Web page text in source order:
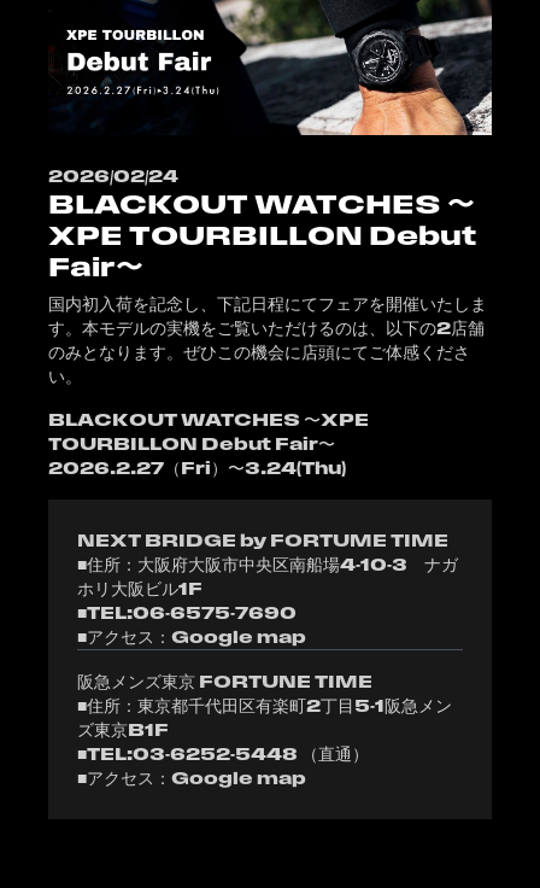
2026/02/24
BLACKOUT WATCHES 〜
XPE TOURBILLON Debut
Fair〜
国内初入荷を記念し、下記日程にてフェアを開催いたしま
す。本モデルの実機をご覧いただけるのは、以下の2店舗
のみとなります。ぜひこの機会に店頭にてご体感くださ
い。
BLACKOUT WATCHES 〜XPE
TOURBILLON Debut Fair〜
2026.2.27（Fri）〜3.24(Thu)
NEXT BRIDGE by FORTUME TIME
■住所：大阪府大阪市中央区南船場4-10-3 ナガ
ホリ大阪ビル1F
■TEL:06-6575-7690
■アクセス： Google map
阪急メンズ東京 FORTUNE TIME
■住所：東京都千代田区有楽町2丁目5-1阪急メン
ズ東京B1F
■TEL:03-6252-5448 （直通）
■アクセス： Google map